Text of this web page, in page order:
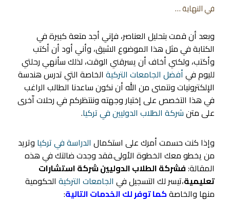
في النهاية …
وبعد أن قمت بتحليل العناصر، فإني أجد متعة كبيرة في
الكتابة في مثل هذا الموضوع الشيق، وأني أود أن أكتب
وأكتب، ولكني أخاف أن يسرقني الوقت، لذلك سأنهي رحلتي
لليوم فيأفضل الجامعات التركية الخاصة التي تدرس هندسة
الإلكترونيات ونتمنى من الله أن نكون ساعدنا الطالب الراغب
في هذا التخصص على إختيار وجهته وننتظركم في رحلات اّخرى
على متنشركة الطلاب الدوليين في تركيا.
وإذا كنت حسمت أمرك على استكمال الدراسة في تركيا وتريد
من يخطو معك الخطوة الأولى.فقد وجدت ضالتك في هذه
المقالة:فشركة الطلاب الدوليين شركة استشارات
تعليمية،تيسر لك التسجيل في الجامعات التركية الحكومية
منها والخاصةكما توفر لك الخدمات التالية: